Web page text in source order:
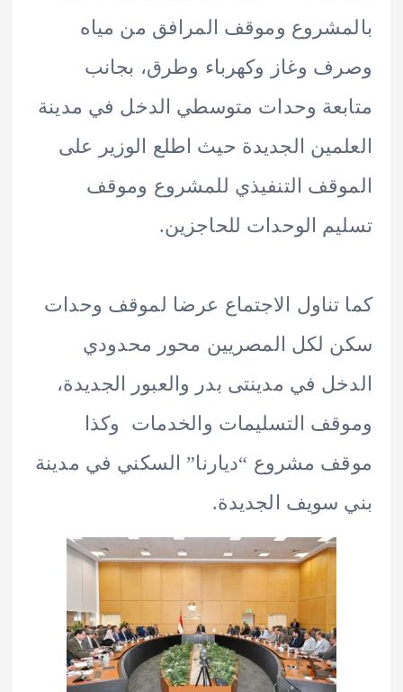
وموقف المرافق من مياه
وغاز وكهرباء وطرق، بجانب
وحدات متوسطي الدخل في مدينة
الجديدة حيث اطلع الوزير على
التنفيذي للمشروع وموقف
الوحدات للحاجزين.
الاجتماع عرضا لموقف وحدات
لكل المصريين محور محدودي
في مدينتى بدر والعبور الجديدة،
التسليمات والخدمات وكذا
مشروع “ديارنا” السكني في مدينة
سويف الجديدة.